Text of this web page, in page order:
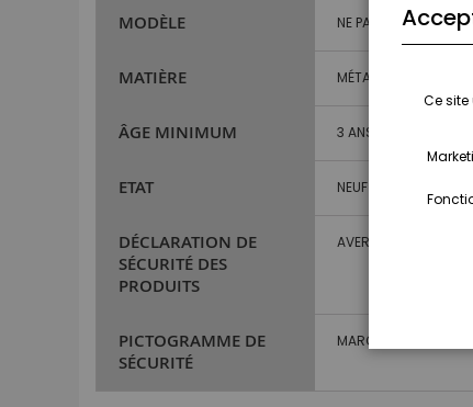
MODÈLE NE PAS RENSEIGNER
MATIÈRE MÉTAL ET PLASTIQUE
ÂGE MINIMUM 3 ANS ET PLUS
ETAT NEUF
DÉCLARATION DE
SÉCURITÉ DES
PRODUITS
AVERTISSEMENT : NE
PICTOGRAMME DE
SÉCURITÉ
MARQUAGE CE
Ce